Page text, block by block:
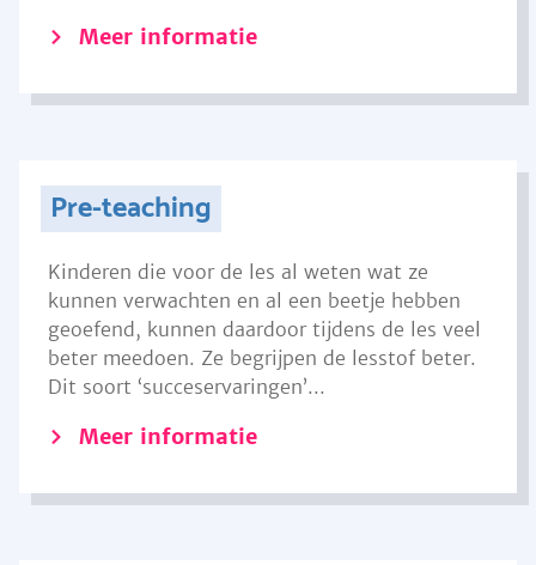
Meer informatie
Pre-teaching
Kinderen die voor de les al weten wat ze
kunnen verwachten en al een beetje hebben
geoefend, kunnen daardoor tijdens de les veel
beter meedoen. Ze begrijpen de lesstof beter.
Dit soort ‘succeservaringen’...
Meer informatie